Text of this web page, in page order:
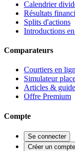
Calendrier
Résultats
Splits d'actions
Introductions
Comparateurs
Courtiers en
Simulateur
Articles &
Offre Premium
Compte
Se connecter
Créer un compte